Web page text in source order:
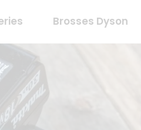
Brosses Dyson
Batterie Makita 12v